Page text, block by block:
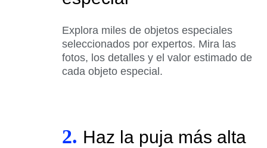
Explora miles de objetos especiales
seleccionados por expertos. Mira las
fotos, los detalles y el valor estimado de
cada objeto especial.
2. Haz la puja más alta